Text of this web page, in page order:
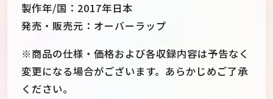
製作年/国：2017年日本
発売・販売元：オーバーラップ
※商品の仕様・価格および各収録内容は予告なく
変更になる場合がございます。あらかじめご了承
ください。